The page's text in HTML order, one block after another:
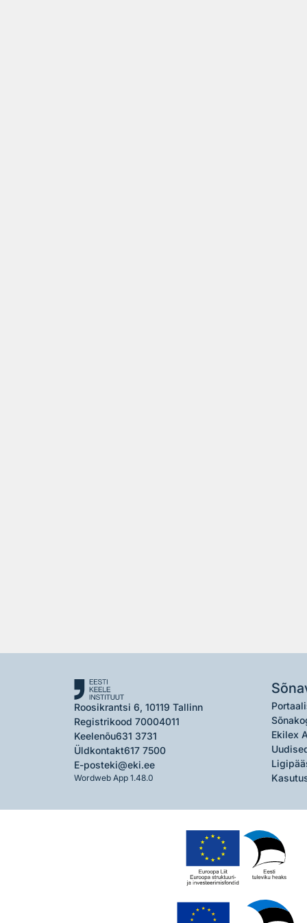
Roosikrantsi 6, 10119 Tallinn
Registrikood 70004011
Keelenõu631 3731
Üldkontakt617 7500
E-posteki@eki.ee
Wordweb App 1.48.0
Ekilex